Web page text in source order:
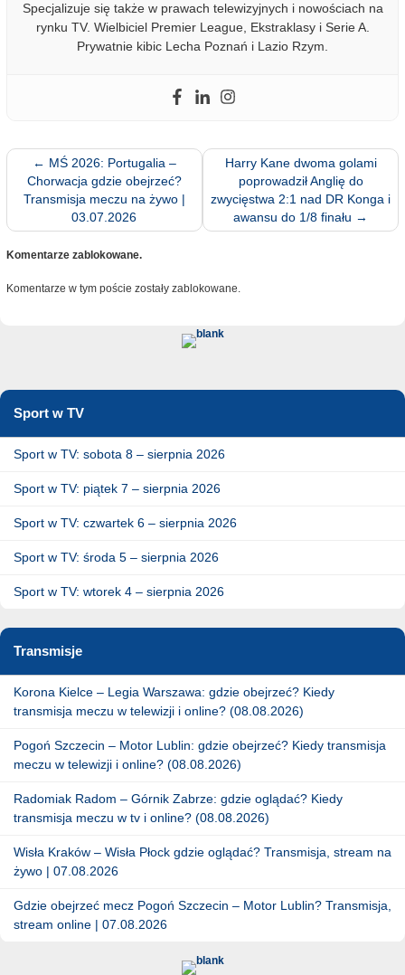
Specjalizuje się także w prawach telewizyjnych i nowościach na
rynku TV. Wielbiciel Premier League, Ekstraklasy i Serie A.
Prywatnie kibic Lecha Poznań i Lazio Rzym.
← MŚ 2026: Portugalia –
Chorwacja gdzie obejrzeć?
Transmisja meczu na żywo |
03.07.2026
Harry Kane dwoma golami
poprowadził Anglię do
zwycięstwa 2:1 nad DR Konga i
awansu do 1/8 finału →
Komentarze zablokowane.
Komentarze w tym poście zostały zablokowane.
Sport w TV
Sport w TV: sobota 8 – sierpnia 2026
Sport w TV: piątek 7 – sierpnia 2026
Sport w TV: czwartek 6 – sierpnia 2026
Sport w TV: środa 5 – sierpnia 2026
Sport w TV: wtorek 4 – sierpnia 2026
Transmisje
Korona Kielce – Legia Warszawa: gdzie obejrzeć? Kiedy
transmisja meczu w telewizji i online? (08.08.2026)
Pogoń Szczecin – Motor Lublin: gdzie obejrzeć? Kiedy transmisja
meczu w telewizji i online? (08.08.2026)
Radomiak Radom – Górnik Zabrze: gdzie oglądać? Kiedy
transmisja meczu w tv i online? (08.08.2026)
Wisła Kraków – Wisła Płock gdzie oglądać? Transmisja, stream na
żywo | 07.08.2026
Gdzie obejrzeć mecz Pogoń Szczecin – Motor Lublin? Transmisja,
stream online | 07.08.2026